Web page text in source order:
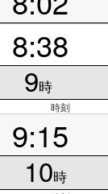
8:38
9時
時刻
9:15
10時